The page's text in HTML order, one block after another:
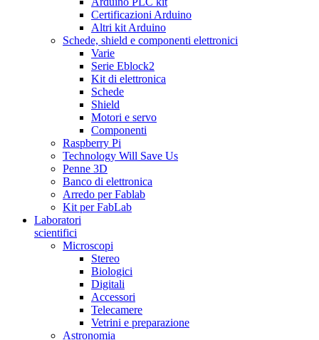
Certificazioni Arduino
Altri kit Arduino
Schede, shield e componenti elettronici
Varie
Serie Eblock2
Kit di elettronica
Schede
Shield
Motori e servo
Componenti
Raspberry Pi
Technology Will Save Us
Penne 3D
Banco di elettronica
Arredo per Fablab
Kit per FabLab
Laboratori
scientifici
Microscopi
Stereo
Biologici
Digitali
Accessori
Telecamere
Vetrini e preparazione
Astronomia